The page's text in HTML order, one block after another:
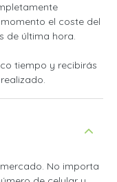
el coste del
de última hora.
tiempo y recibirás
No importa